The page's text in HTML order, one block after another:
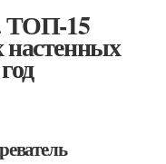
ТОП-15